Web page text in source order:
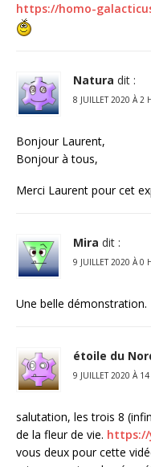
https://homo-
Natura dit :
8 JUILLET 2020 À 2
Bonjour Laurent,
Bonjour à tous,
Merci Laurent pour cet
Mira dit :
9 JUILLET 2020 À 0
Une belle démonstration.
étoile du
9 JUILLET 2020 À
salutation, les trois 8
de la fleur de vie. https://
vous deux pour cette